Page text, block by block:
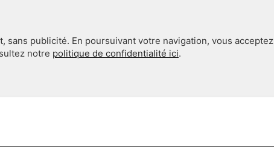
sans publicité. En poursuivant votre navigation, vous acceptez
notre politique de confidentialité ici.